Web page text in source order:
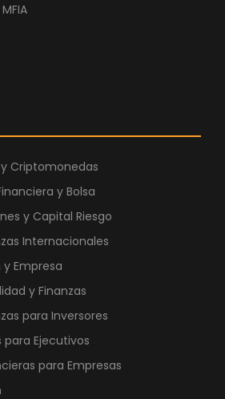
Criptomonedas
y Bolsa
y Capital Riesgo
Internacionales
Empresa
y Finanzas
para Inversores
para Ejecutivos
para Empresas